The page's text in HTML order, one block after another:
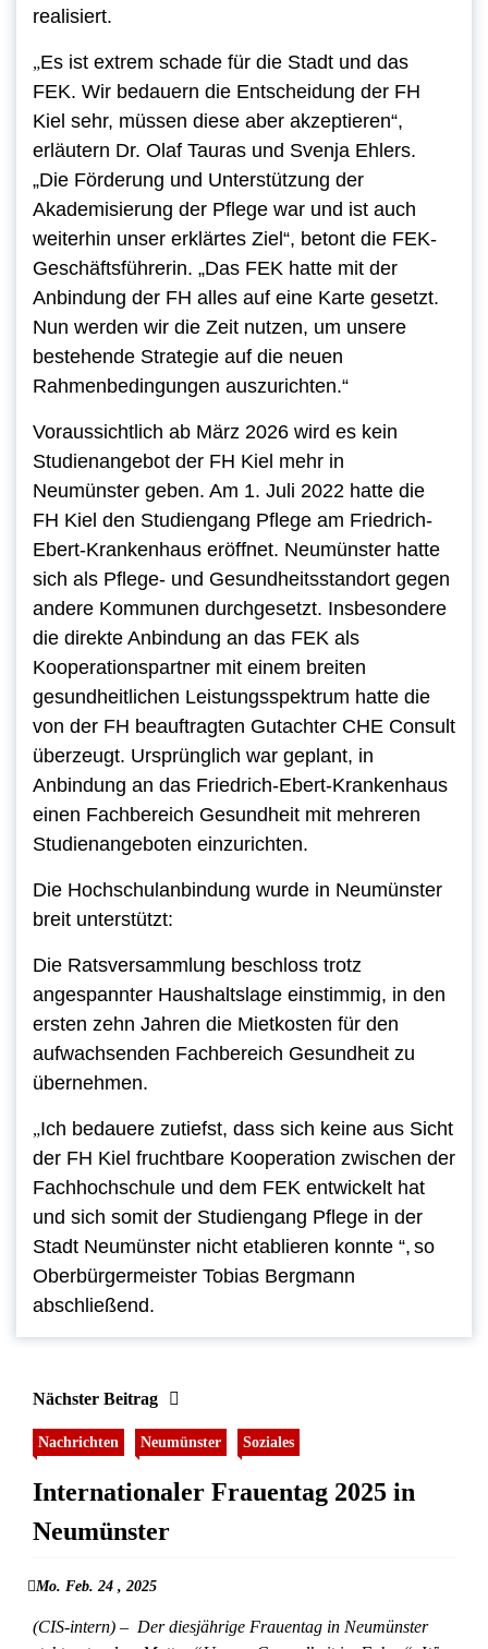
realisiert.
„Es ist extrem schade für die Stadt und das
FEK. Wir bedauern die Entscheidung der FH
Kiel sehr, müssen diese aber akzeptieren“,
erläutern Dr. Olaf Tauras und Svenja Ehlers.
„Die Förderung und Unterstützung der
Akademisierung der Pflege war und ist auch
weiterhin unser erklärtes Ziel“, betont die FEK-
Geschäftsführerin. „Das FEK hatte mit der
Anbindung der FH alles auf eine Karte gesetzt.
Nun werden wir die Zeit nutzen, um unsere
bestehende Strategie auf die neuen
Rahmenbedingungen auszurichten.“
Voraussichtlich ab März 2026 wird es kein
Studienangebot der FH Kiel mehr in
Neumünster geben. Am 1. Juli 2022 hatte die
FH Kiel den Studiengang Pflege am Friedrich-
Ebert-Krankenhaus eröffnet. Neumünster hatte
sich als Pflege- und Gesundheitsstandort gegen
andere Kommunen durchgesetzt. Insbesondere
die direkte Anbindung an das FEK als
Kooperationspartner mit einem breiten
gesundheitlichen Leistungsspektrum hatte die
von der FH beauftragten Gutachter CHE Consult
überzeugt. Ursprünglich war geplant, in
Anbindung an das Friedrich-Ebert-Krankenhaus
einen Fachbereich Gesundheit mit mehreren
Studienangeboten einzurichten.
Die Hochschulanbindung wurde in Neumünster
breit unterstützt:
Die Ratsversammlung beschloss trotz
angespannter Haushaltslage einstimmig, in den
ersten zehn Jahren die Mietkosten für den
aufwachsenden Fachbereich Gesundheit zu
übernehmen.
„Ich bedauere zutiefst, dass sich keine aus Sicht
der FH Kiel fruchtbare Kooperation zwischen der
Fachhochschule und dem FEK entwickelt hat
und sich somit der Studiengang Pflege in der
Stadt Neumünster nicht etablieren konnte “, so
Oberbürgermeister Tobias Bergmann
abschließend.
Nächster Beitrag
Nachrichten Neumünster Soziales
Internationaler Frauentag 2025 in
Neumünster
Mo. Feb. 24 , 2025
(CIS-intern) – Der diesjährige Frauentag in Neumünster